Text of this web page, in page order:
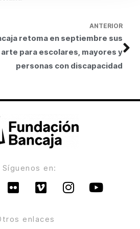
ANTERIOR
retoma en septiembre sus
para escolares, mayores y
personas con discapacidad
Síguenos en:
enlaces